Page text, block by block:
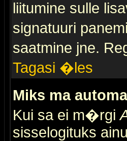
liitumine sulle
signatuuri
saatmine jne.
Tagasi �les
Miks ma
Kui sa ei m�rgi
sisselogituks